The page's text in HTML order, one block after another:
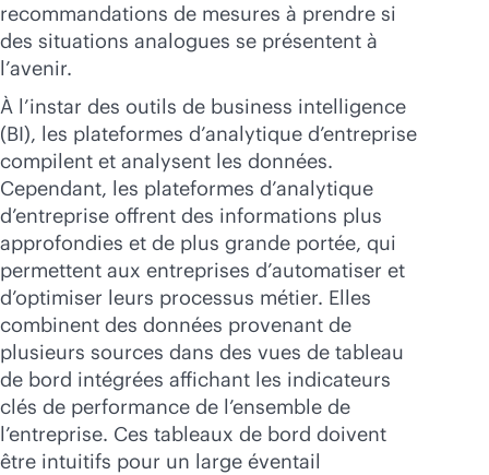
recommandations de mesures à prendre si
des situations analogues se présentent à
l’avenir.
À l’instar des outils de business intelligence
(BI), les plateformes d’analytique d’entreprise
compilent et analysent les données.
Cependant, les plateformes d’analytique
d’entreprise offrent des informations plus
approfondies et de plus grande portée, qui
permettent aux entreprises d’automatiser et
d’optimiser leurs processus métier. Elles
combinent des données provenant de
plusieurs sources dans des vues de tableau
de bord intégrées affichant les indicateurs
clés de performance de l’ensemble de
l’entreprise. Ces tableaux de bord doivent
être intuitifs pour un large éventail